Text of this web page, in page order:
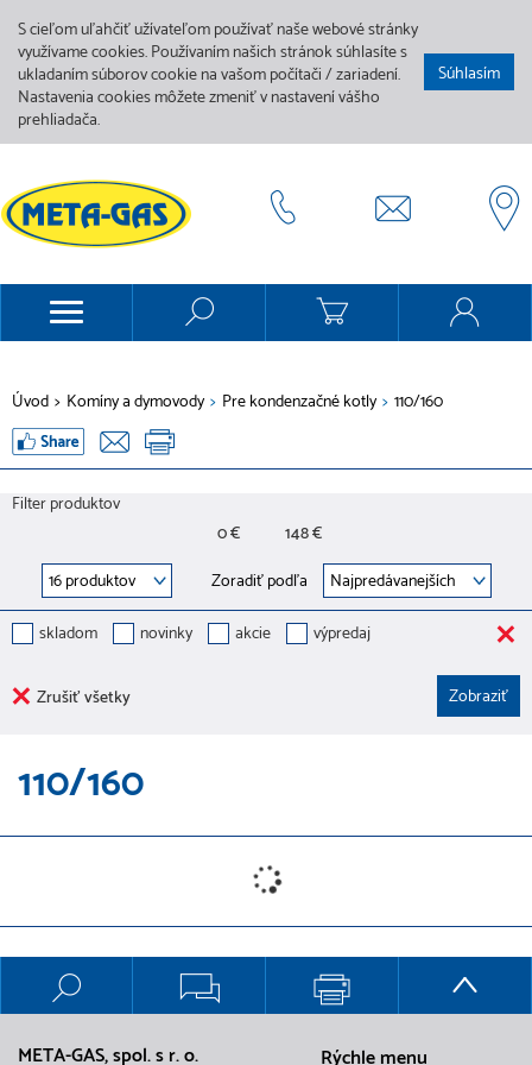
S cieľom uľahčiť užívateľom používať naše webové stránky
využívame cookies. Používaním našich stránok súhlasíte s
ukladaním súborov cookie na vašom počítači / zariadení.
Nastavenia cookies môžete zmeniť v nastavení vášho
prehliadača.
Súhlasím
Úvod > Komíny a dymovody > Pre kondenzačné kotly > 110/160
Filter produktov
0 €
148 €
Zoradiť podľa
skladom
novinky akcie výpredaj
Zrušiť všetky
110/160
META-GAS, spol. s r. o. Rýchle menu